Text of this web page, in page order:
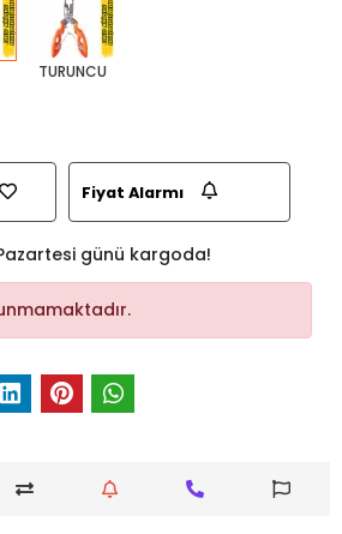
TURUNCU
Fiyat Alarmı
günü kargoda!